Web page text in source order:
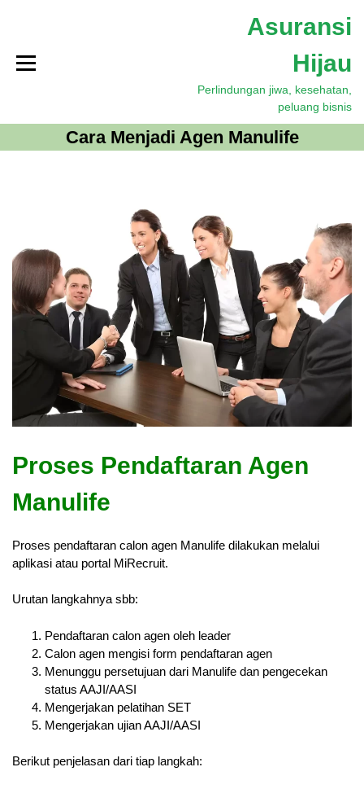
n
Asuransi
Hijau
Perlindungan jiwa, kesehatan,
peluang bisnis
Cara Menjadi Agen Manulife
Proses Pendaftaran Agen
Manulife
Proses pendaftaran calon agen Manulife dilakukan melalui
aplikasi atau portal MiRecruit.
Urutan langkahnya sbb:
Pendaftaran calon agen oleh leader
Calon agen mengisi form pendaftaran agen
Menunggu persetujuan dari Manulife dan pengecekan
status AAJI/AASI
Mengerjakan pelatihan SET
Mengerjakan ujian AAJI/AASI
Berikut penjelasan dari tiap langkah: